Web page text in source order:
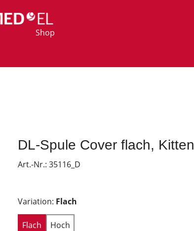
Shop
DL-Spule Cover flach, Kitten
Art.-Nr.: 35116_D
Variation: Flach
Flach Hoch